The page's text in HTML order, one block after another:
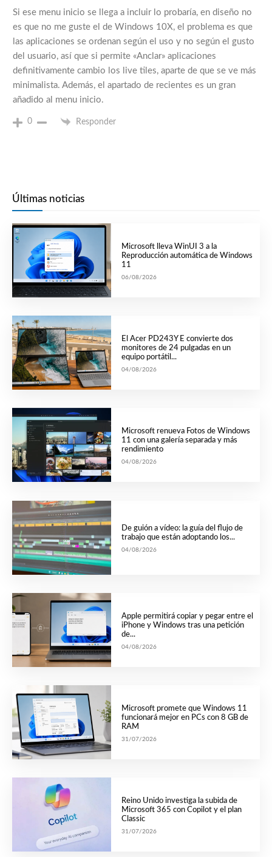
Si ese menu inicio se llega a incluir lo probaría, en diseño no
es que no me guste el de Windows 10X, el problema es que
las aplicaciones se ordenan según el uso y no según el gusto
del usuario, así que si permite «Anclar» aplicaciones
definitivamente cambio los live tiles, aparte de que se ve más
minimalista. Además, el apartado de recientes es un gran
añadido al menu inicio.
0 Responder
Últimas noticias
Microsoft lleva WinUI 3 a la
Reproducción automática de Windows
11
06/08/2026
El Acer PD243Y E convierte dos
monitores de 24 pulgadas en un
equipo portátil...
04/08/2026
Microsoft renueva Fotos de Windows
11 con una galería separada y más
rendimiento
04/08/2026
De guión a vídeo: la guía del flujo de
trabajo que están adoptando los...
04/08/2026
Apple permitirá copiar y pegar entre el
iPhone y Windows tras una petición
de...
04/08/2026
Microsoft promete que Windows 11
funcionará mejor en PCs con 8 GB de
RAM
31/07/2026
Reino Unido investiga la subida de
Microsoft 365 con Copilot y el plan
Classic
31/07/2026